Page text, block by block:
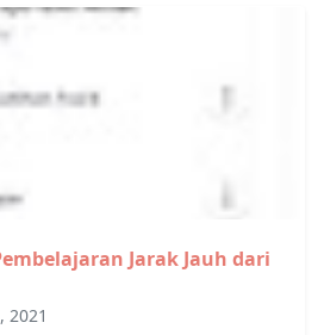
Jarak Jauh dari
2021